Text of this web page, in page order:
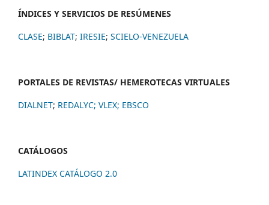
ÍNDICES Y SERVICIOS DE RESÚMENES
CLASE; BIBLAT; IRESIE; SCIELO-VENEZUELA
PORTALES DE REVISTAS/ HEMEROTECAS VIRTUALES
DIALNET; REDALYC; VLEX; EBSCO
CATÁLOGOS
LATINDEX CATÁLOGO 2.0